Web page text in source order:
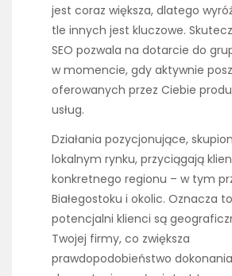
jest coraz większa, dlatego
tle innych jest kluczowe.
SEO pozwala na dotarcie do
w momencie, gdy aktywnie
oferowanych przez Ciebie
usług.
Działania pozycjonujące,
lokalnym rynku, przyciągają
konkretnego regionu – w tym
Białegostoku i okolic. Oznacza
potencjalni klienci są
Twojej firmy, co zwiększa
prawdopodobieństwo